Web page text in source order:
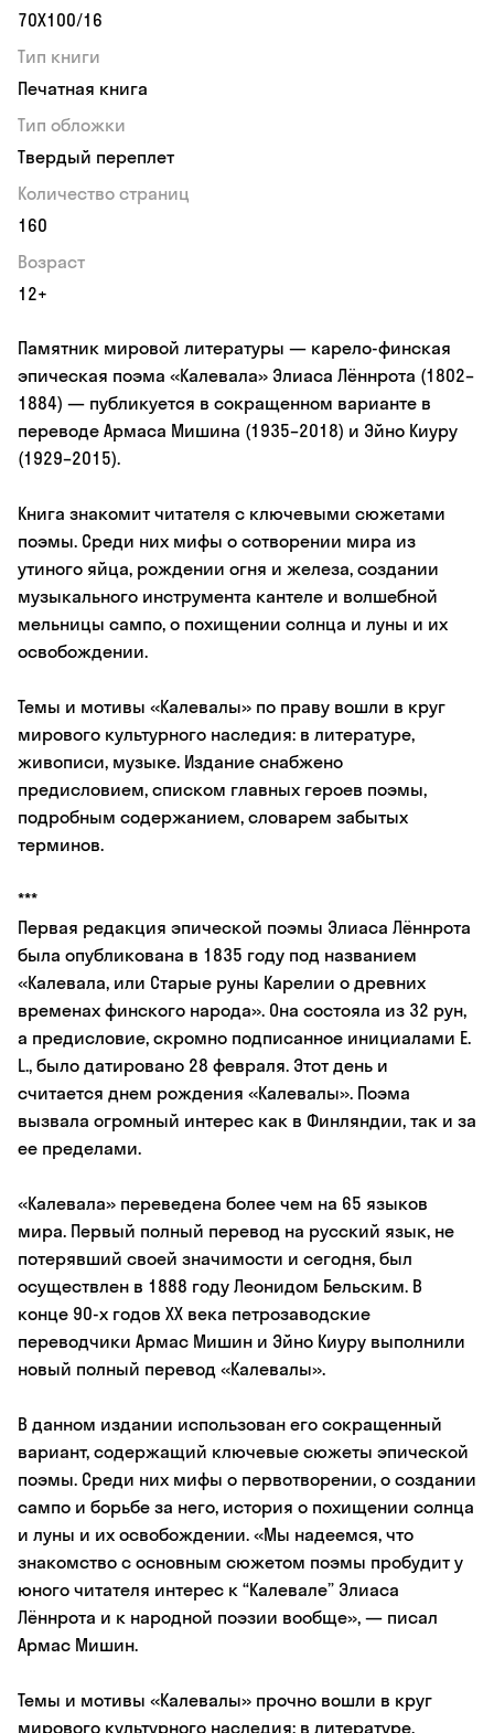
70Х100/16
Тип книги
Печатная книга
Тип обложки
Твердый переплет
Количество страниц
160
Возраст
12+
Памятник мировой литературы — карело-финская
эпическая поэма «Калевала» Элиаса Лённрота (1802–
1884) — публикуется в сокращенном варианте в
переводе Армаса Мишина (1935–2018) и Эйно Киуру
(1929–2015).
Книга знакомит читателя с ключевыми сюжетами
поэмы. Среди них мифы о сотворении мира из
утиного яйца, рождении огня и железа, создании
музыкального инструмента кантеле и волшебной
мельницы сампо, о похищении солнца и луны и их
освобождении.
Темы и мотивы «Калевалы» по праву вошли в круг
мирового культурного наследия: в литературе,
живописи, музыке. Издание снабжено
предисловием, списком главных героев поэмы,
подробным содержанием, словарем забытых
терминов.
***
Первая редакция эпической поэмы Элиаса Лённрота
была опубликована в 1835 году под названием
«Калевала, или Старые руны Карелии о древних
временах финского народа». Она состояла из 32 рун,
а предисловие, скромно подписанное инициалами E.
L., было датировано 28 февраля. Этот день и
считается днем рождения «Калевалы». Поэма
вызвала огромный интерес как в Финляндии, так и за
ее пределами.
«Калевала» переведена более чем на 65 языков
мира. Первый полный перевод на русский язык, не
потерявший своей значимости и сегодня, был
осуществлен в 1888 году Леонидом Бельским. В
конце 90-х годов ХХ века петрозаводские
переводчики Армас Мишин и Эйно Киуру выполнили
новый полный перевод «Калевалы».
В данном издании использован его сокращенный
вариант, содержащий ключевые сюжеты эпической
поэмы. Среди них мифы о первотворении, о создании
сампо и борьбе за него, история о похищении солнца
и луны и их освобождении. «Мы надеемся, что
знакомство с основным сюжетом поэмы пробудит у
юного читателя интерес к “Калевале” Элиаса
Лённрота и к народной поэзии вообще», — писал
Армас Мишин.
Темы и мотивы «Калевалы» прочно вошли в круг
мирового культурного наследия: в литературе,